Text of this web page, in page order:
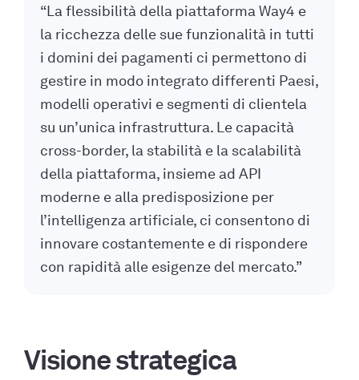
“La flessibilità della piattaforma Way4 e
la ricchezza delle sue funzionalità in tutti
i domini dei pagamenti ci permettono di
gestire in modo integrato differenti Paesi,
modelli operativi e segmenti di clientela
su un’unica infrastruttura. Le capacità
cross-border, la stabilità e la scalabilità
della piattaforma, insieme ad API
moderne e alla predisposizione per
l’intelligenza artificiale, ci consentono di
innovare costantemente e di rispondere
con rapidità alle esigenze del mercato.”
Visione strategica